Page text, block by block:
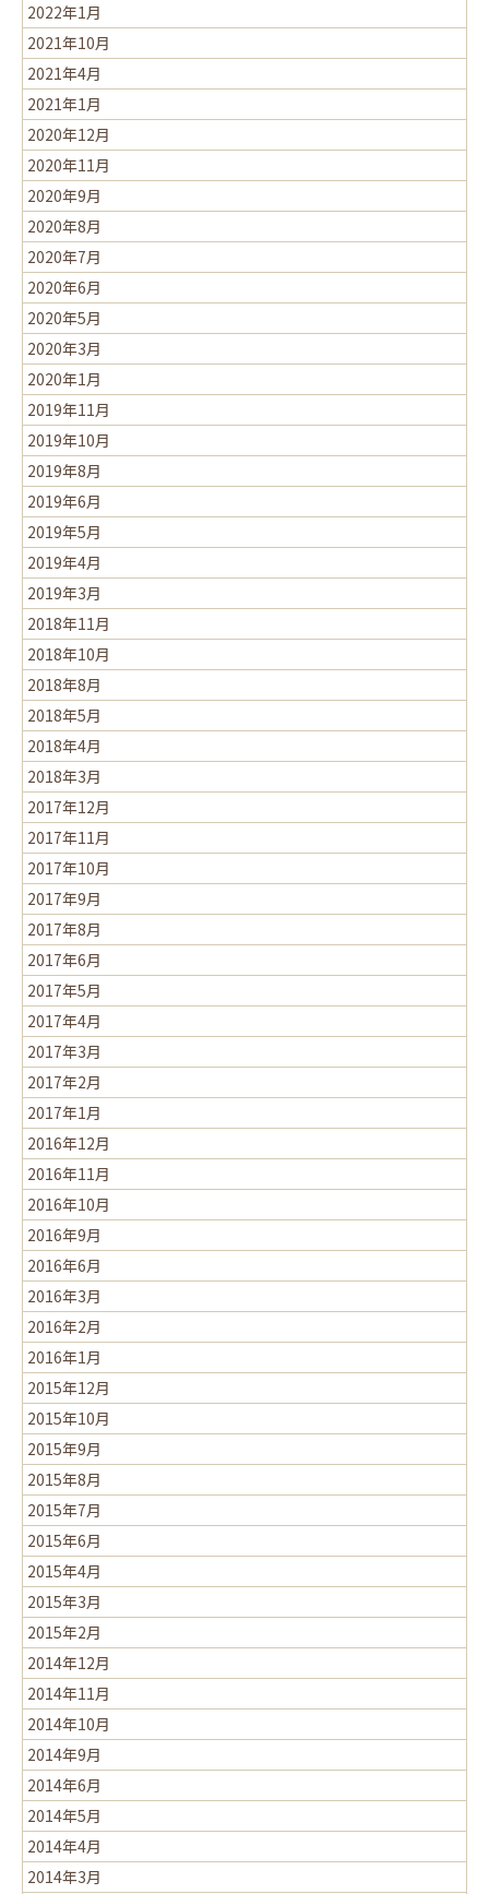
2022年1月
2021年10月
2021年4月
2021年1月
2020年12月
2020年11月
2020年9月
2020年8月
2020年7月
2020年6月
2020年5月
2020年3月
2020年1月
2019年11月
2019年10月
2019年8月
2019年6月
2019年5月
2019年4月
2019年3月
2018年11月
2018年10月
2018年8月
2018年5月
2018年4月
2018年3月
2017年12月
2017年11月
2017年10月
2017年9月
2017年8月
2017年6月
2017年5月
2017年4月
2017年3月
2017年2月
2017年1月
2016年12月
2016年11月
2016年10月
2016年9月
2016年6月
2016年3月
2016年2月
2016年1月
2015年12月
2015年10月
2015年9月
2015年8月
2015年7月
2015年6月
2015年4月
2015年3月
2015年2月
2014年12月
2014年11月
2014年10月
2014年9月
2014年6月
2014年5月
2014年4月
2014年3月